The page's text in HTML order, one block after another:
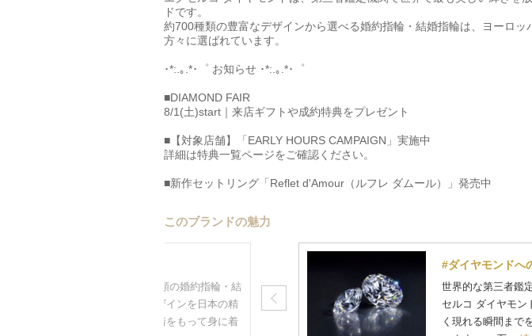
ドです。
約700種類の豊富なデザインから選べる婚約指輪・結婚指輪は、ヨーロ
方々に選ばれています。
･*:.｡.*･゜ お知らせ ･*:.｡.*･゜
■DIAMOND FAIR
8/1(土)start｜来店ギフトや成約特典をプレゼント
■【対象店舗】「EARLY HOURS CAMPAIGN」実施中
詳細は特典一覧ページをご確認ください。
■新作セットリング「Reflet d'Amour（ルフレ ダムール）」発売中
このブランドの魅力
がない価値を生み出す、約700種類の婚約指輪・結
パ文化や世界観に着想を得たデザインを日本の精
表現。 指なじみがよく、長く愛着をもって身に着
#ダイヤモンドへ
世界的な第三者鑑
セルコ ダイヤモン
く現れる瞬間まで